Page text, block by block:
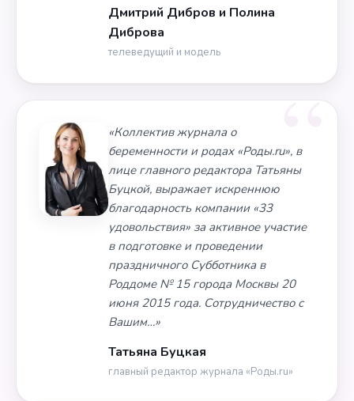
Дмитрий Дибров и Полина
Диброва
телеведущий и модель
«Коллектив журнала о
беременности и родах «Роды.ru», в
лице главного редактора Татьяны
Буцкой, выражает искреннюю
благодарность компании «33
удовольствия» за активное участие
в подготовке и проведении
праздничного Субботника в
Роддоме № 15 города Москвы 20
июня 2015 года. Сотрудничество с
Вашим…»
Татьяна Буцкая
главный редактор журнала «Роды.ru»